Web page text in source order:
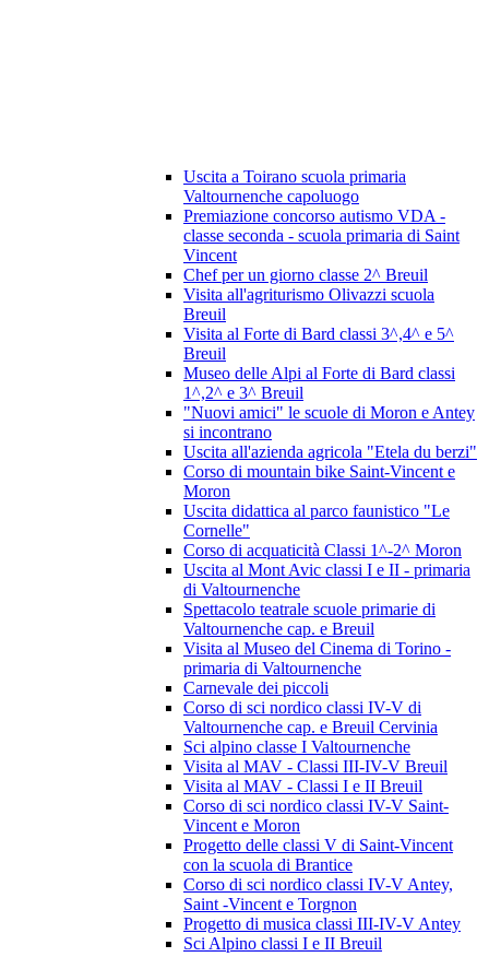
Uscita a Toirano scuola primaria
Valtournenche capoluogo
Premiazione concorso autismo VDA -
classe seconda - scuola primaria di Saint
Vincent
Chef per un giorno classe 2^ Breuil
Visita all'agriturismo Olivazzi scuola
Breuil
Visita al Forte di Bard classi 3^,4^ e 5^
Breuil
Museo delle Alpi al Forte di Bard classi
1^,2^ e 3^ Breuil
"Nuovi amici" le scuole di Moron e Antey
si incontrano
Uscita all'azienda agricola "Etela du berzi"
Corso di mountain bike Saint-Vincent e
Moron
Uscita didattica al parco faunistico "Le
Cornelle"
Corso di acquaticità Classi 1^-2^ Moron
Uscita al Mont Avic classi I e II - primaria
di Valtournenche
Spettacolo teatrale scuole primarie di
Valtournenche cap. e Breuil
Visita al Museo del Cinema di Torino -
primaria di Valtournenche
Carnevale dei piccoli
Corso di sci nordico classi IV-V di
Valtournenche cap. e Breuil Cervinia
Sci alpino classe I Valtournenche
Visita al MAV - Classi III-IV-V Breuil
Visita al MAV - Classi I e II Breuil
Corso di sci nordico classi IV-V Saint-
Vincent e Moron
Progetto delle classi V di Saint-Vincent
con la scuola di Brantice
Corso di sci nordico classi IV-V Antey,
Saint -Vincent e Torgnon
Progetto di musica classi III-IV-V Antey
Sci Alpino classi I e II Breuil